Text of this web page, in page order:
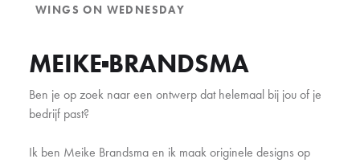
MEIKE BRANDSMA
Ben je op zoek naar een ontwerp dat helemaal bij jou of je
bedrijf past?
Ik ben Meike Brandsma en ik maak originele designs op
WINGS ON WEDNESDAY